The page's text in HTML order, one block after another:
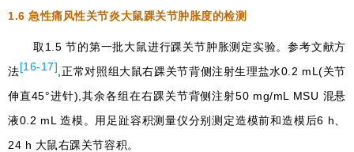
1.6急性痛风性关节炎大鼠踝关节肿胀度的检测
取1.5 节的第一批大鼠进行踝关节肿胀测定实验。参考文献方
法[16-17] ,正常对照组大鼠右踝关节背侧注射生理盐水0.2 mL(关节
伸直45°进针),其余各组在右踝关节背侧注射50 mg/mL MSU 混悬
液0.2 mL 造模。用足趾容积测量仪分别测定造模前和造模后6 h、
24 h 大鼠右踝关节容积。